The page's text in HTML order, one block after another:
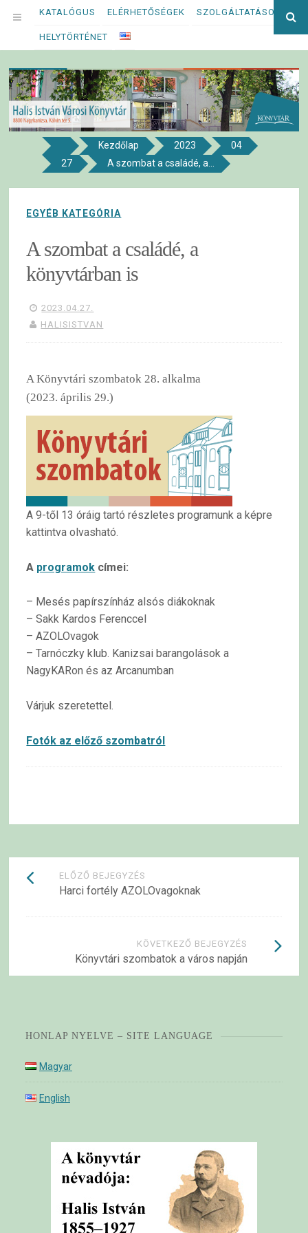
Megszakítás
OPEN
MENU
KATALÓGUS ELÉRHETŐSÉGEK SZOLGÁLTATÁSOK
HELYTÖRTÉNET
Halis István Városi Könyvtár
8800 NAGYKANIZSA, KÁLVIN TÉR 5.
Kezdőlap 2023
04
27
A szombat a családé, a...
EGYÉB KATEGÓRIA
A szombat a családé, a
könyvtárban is
2023.04.27.
HALISISTVAN
A Könyvtári szombatok 28. alkalma
(2023. április 29.)
A 9-től 13 óráig tartó részletes programunk a képre
kattintva olvasható.
A programok címei:
– Mesés papírszínház alsós diákoknak
– Sakk Kardos Ferenccel
– AZOLOvagok
– Tarnóczky klub. Kanizsai barangolások a
NagyKARon és az Arcanumban
Várjuk szeretettel.
Fotók az előző szombatról
Bejegyzések
navigációja
ELŐZŐ BEJEGYZÉS
Harci fortély AZOLOvagoknak
KÖVETKEZŐ BEJEGYZÉS
Könyvtári szombatok a város napján
HONLAP NYELVE – SITE LANGUAGE
Magyar
English